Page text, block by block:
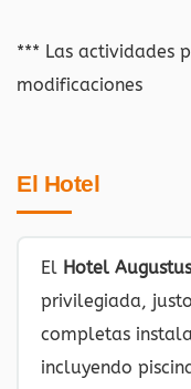
*** Las actividades
modificaciones
El Hotel
El Hotel Augustus
privilegiada,
completas
incluyendo